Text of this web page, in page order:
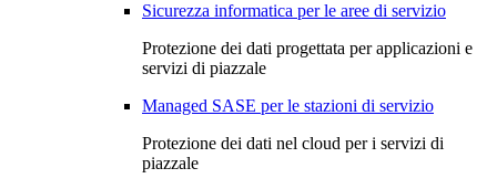
Sicurezza informatica per le aree di servizio
Protezione dei dati progettata per applicazioni e
servizi di piazzale
Managed SASE per le stazioni di servizio
Protezione dei dati nel cloud per i servizi di
piazzale